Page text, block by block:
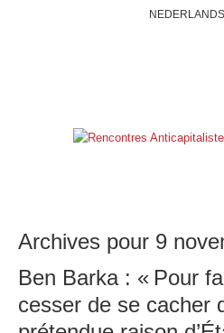
Archives pour 9
Ben Barka : « Pour
cesser de se cacher